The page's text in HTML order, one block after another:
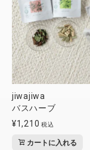
jiwajiwa
バスハーブ
¥1,210 税込
カートに入れる